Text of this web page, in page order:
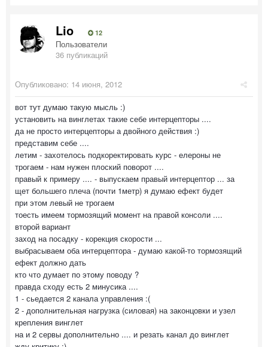
Lio 12
Пользователи
36 публикаций
Опубликовано: 14 июня, 2012
вот тут думаю такую мысль :)
установить на винглетах такие себе интерцепторы ....
да не просто интерцепторы а двойного действия :)
представим себе ....
летим - захотелось подкоректировать курс - елероны не
трогаем - нам нужен плоский поворот ....
правый к примеру .... - выпускаем правый интерцептор ... за
щет большего плеча (почти 1метр) я думаю ефект будет
при этом левый не трогаем
тоесть имеем тормозящий момент на правой консоли ....
второй вариант
заход на посадку - корекция скорости ...
выбрасываем оба интерцептора - думаю какой-то тормозящий
ефект должно дать
кто что думает по этому поводу ?
правда сходу есть 2 минусика ....
1 - сьедается 2 канала управления :(
2 - дополнительная нагрузка (силовая) на законцовки и узел
крепления винглет
на и 2 сервы дополнительно .... и резать канал до винглет